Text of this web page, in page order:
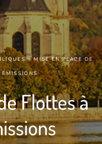
> MISE EN PLACE DE
Flottes à